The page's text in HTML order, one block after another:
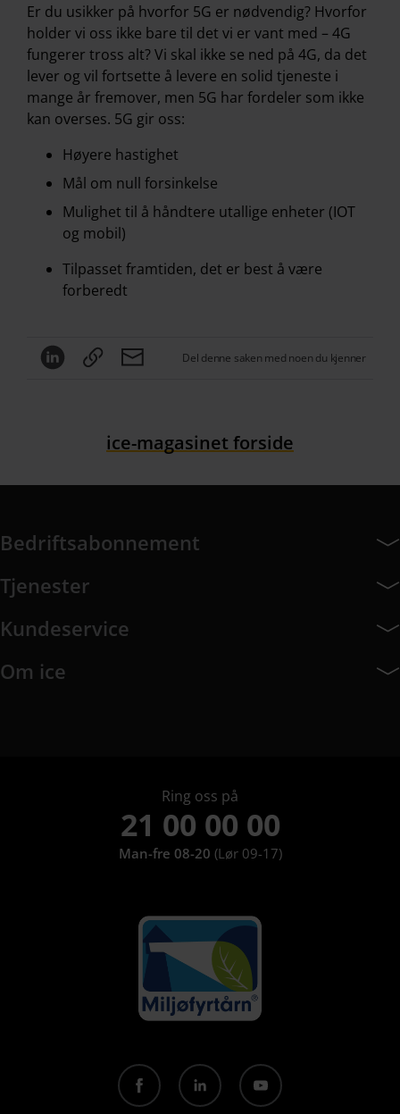
Er du usikker på hvorfor 5G er nødvendig? Hvorfor
holder vi oss ikke bare til det vi er vant med – 4G
fungerer tross alt? Vi skal ikke se ned på 4G, da det
lever og vil fortsette å levere en solid tjeneste i
mange år fremover, men 5G har fordeler som ikke
kan overses. 5G gir oss:
Høyere hastighet
Mål om null forsinkelse
Mulighet til å håndtere utallige enheter (IOT
og mobil)
Tilpasset framtiden, det er best å være
forberedt
Del denne saken med noen du kjenner
ice-magasinet forside
Bedriftsabonnement
Tjenester
Kundeservice
Om ice
Ring oss på
21 00 00 00
Man-fre 08-20 (Lør 09-17)